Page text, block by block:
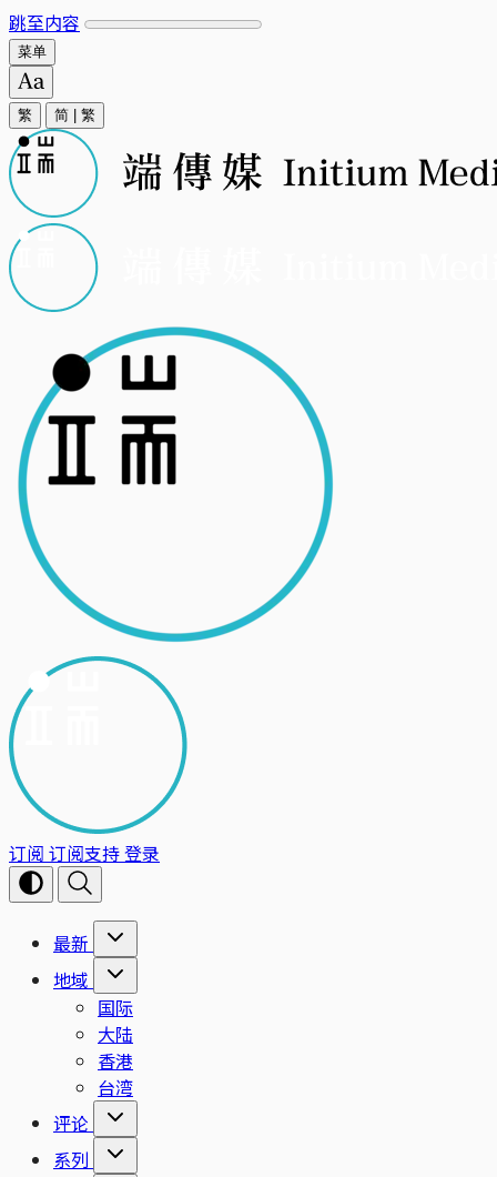
跳至内容
菜单
繁 简 繁
订阅 订阅支持登录
最新
地域
国际
大陆
香港
台湾
评论
系列